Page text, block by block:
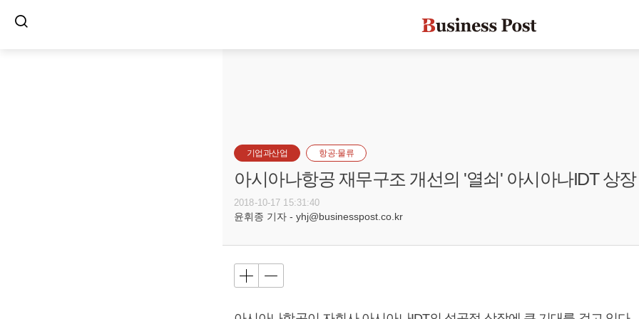
기업과산업 항공·물류
아시아나항공 재무구조 개선의 '열쇠' 아시아나IDT 상
2018-10-17 15:31:40
윤휘종 기자 - yhj@businesspost.co.kr